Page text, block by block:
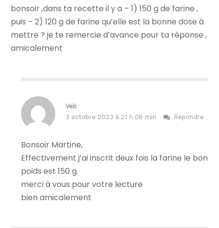
bonsoir ,dans ta recette il y a – 1) 150 g de farine ,
puis – 2) 120 g de farine qu’elle est la bonne dose à
mettre ? je te remercie d’avance pour ta réponse ,
amicalement
Veb
3 octobre 2023 à 21 h 08 min
Répondre
Bonsoir Martine,
Effectivement j’ai inscrit deux fois la farine le bon
poids est 150 g.
merci à vous pour votre lecture
bien amicalement